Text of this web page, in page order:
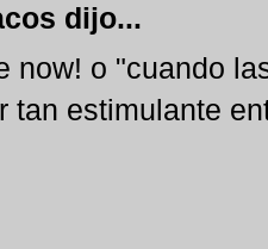
dijo...
now! o "cuando
tan estimulante